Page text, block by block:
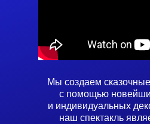
Мы создаем
с помощью
и индивидуальных
наш спектакль